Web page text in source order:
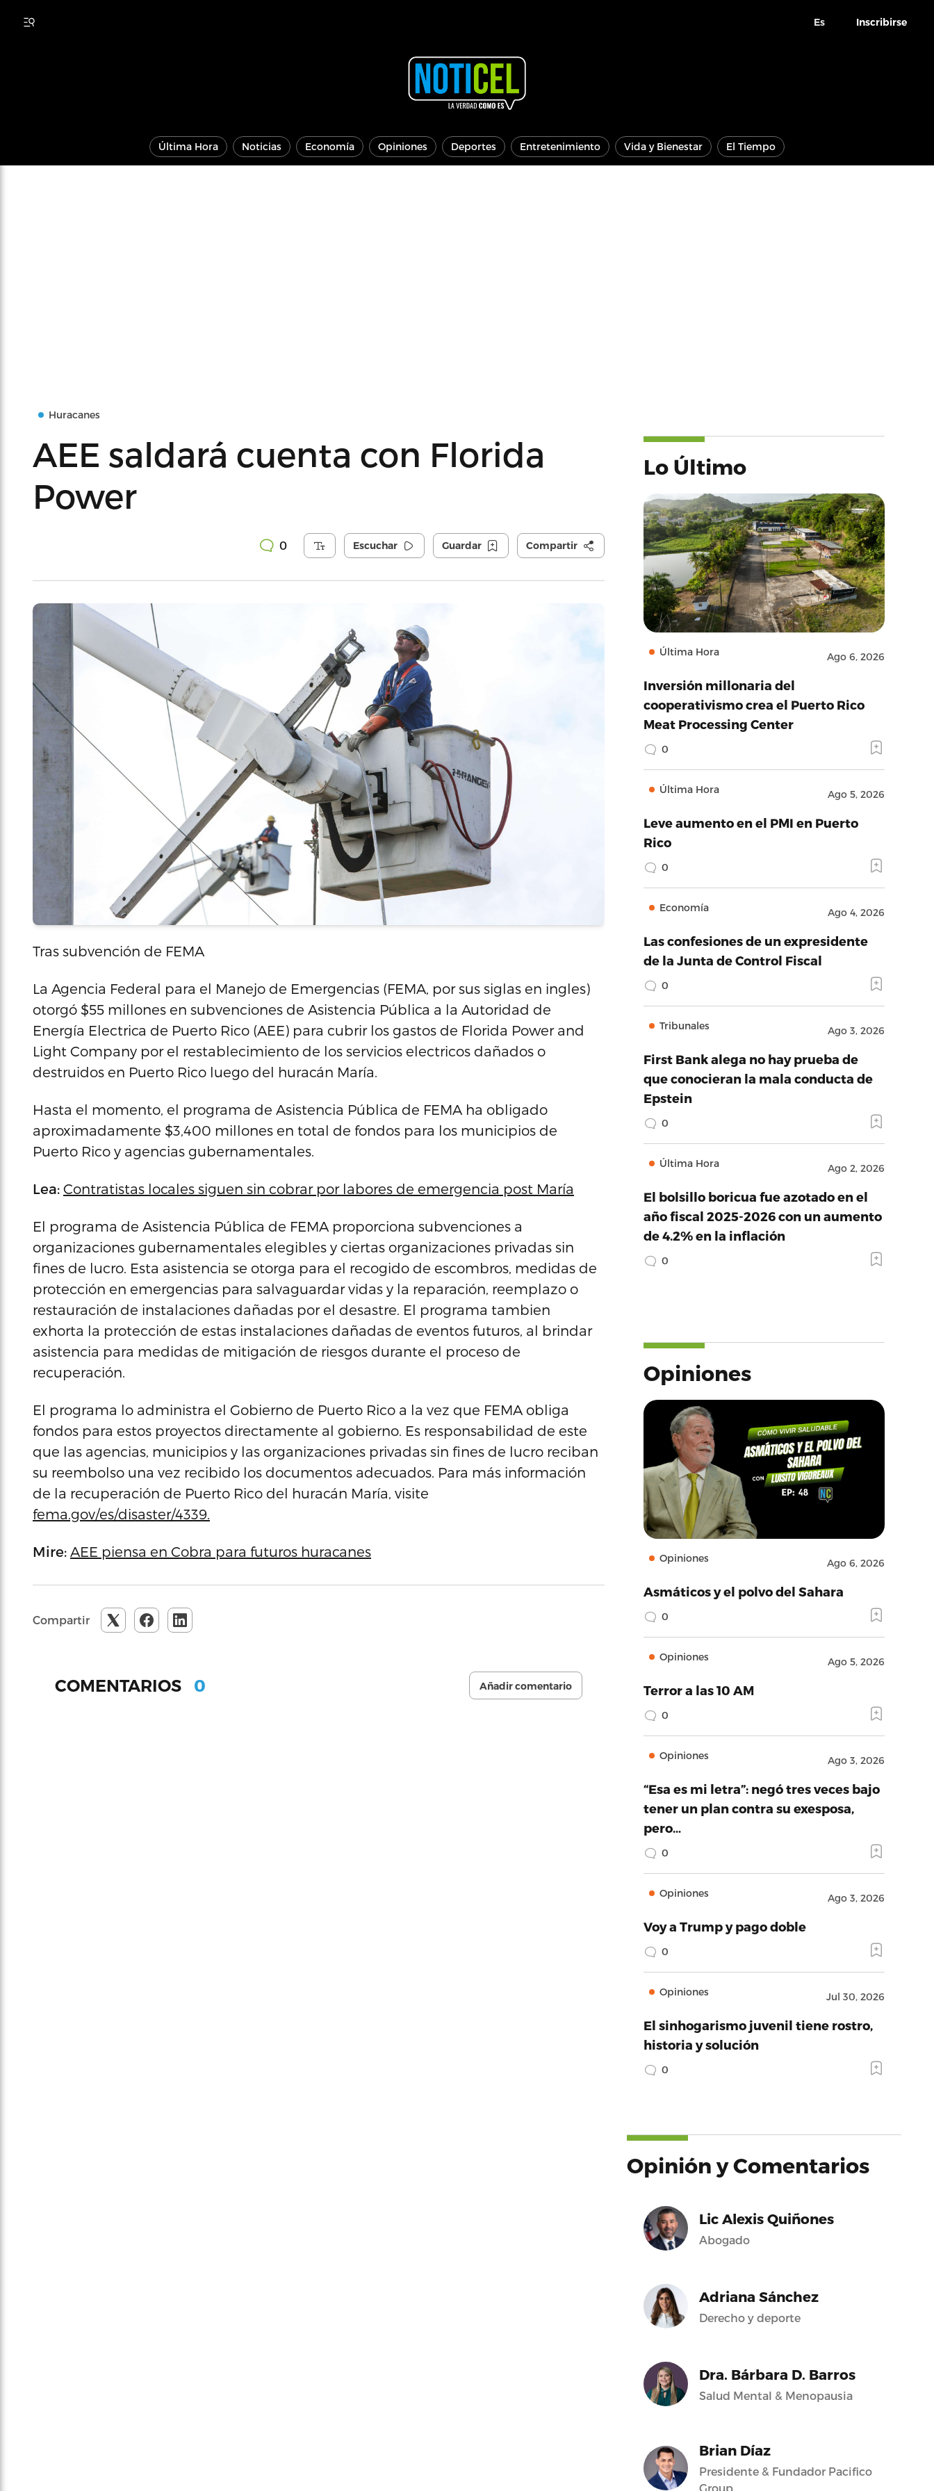
Es Inscribirse
Última Hora Noticias Economía Opiniones Deportes Entretenimiento Vida y Bienestar El Tiempo
Huracanes
AEE saldará cuenta con Florida
Power
0 Escuchar Guardar Compartir
Tras subvención de FEMA
La Agencia Federal para el Manejo de Emergencias (FEMA, por sus siglas en ingles)
otorgó $55 millones en subvenciones de Asistencia Pública a la Autoridad de
Energía Electrica de Puerto Rico (AEE) para cubrir los gastos de Florida Power and
Light Company por el restablecimiento de los servicios electricos dañados o
destruidos en Puerto Rico luego del huracán María.
Hasta el momento, el programa de Asistencia Pública de FEMA ha obligado
aproximadamente $3,400 millones en total de fondos para los municipios de
Puerto Rico y agencias gubernamentales.
Lea: Contratistas locales siguen sin cobrar por labores de emergencia post María
El programa de Asistencia Pública de FEMA proporciona subvenciones a
organizaciones gubernamentales elegibles y ciertas organizaciones privadas sin
fines de lucro. Esta asistencia se otorga para el recogido de escombros, medidas de
protección en emergencias para salvaguardar vidas y la reparación, reemplazo o
restauración de instalaciones dañadas por el desastre. El programa tambien
exhorta la protección de estas instalaciones dañadas de eventos futuros, al brindar
asistencia para medidas de mitigación de riesgos durante el proceso de
recuperación.
El programa lo administra el Gobierno de Puerto Rico a la vez que FEMA obliga
fondos para estos proyectos directamente al gobierno. Es responsabilidad de este
que las agencias, municipios y las organizaciones privadas sin fines de lucro reciban
su reembolso una vez recibido los documentos adecuados. Para más información
de la recuperación de Puerto Rico del huracán María, visite
fema.gov/es/disaster/4339.
Mire: AEE piensa en Cobra para futuros huracanes
Compartir
COMENTARIOS 0 Añadir comentario
Lo Último
Última Hora Ago 6, 2026
Inversión millonaria del
cooperativismo crea el Puerto Rico
Meat Processing Center
0
Última Hora Ago 5, 2026
Leve aumento en el PMI en Puerto
Rico
0
Economía Ago 4, 2026
Las confesiones de un expresidente
de la Junta de Control Fiscal
0
Tribunales Ago 3, 2026
First Bank alega no hay prueba de
que conocieran la mala conducta de
Epstein
0
Última Hora Ago 2, 2026
El bolsillo boricua fue azotado en el
año fiscal 2025-2026 con un aumento
de 4.2% en la inflación
0
Opiniones
Opiniones Ago 6, 2026
Asmáticos y el polvo del Sahara
0
Opiniones Ago 5, 2026
Terror a las 10 AM
0
Opiniones Ago 3, 2026
“Esa es mi letra”: negó tres veces bajo
tener un plan contra su exesposa,
pero…
0
Opiniones Ago 3, 2026
Voy a Trump y pago doble
0
Opiniones Jul 30, 2026
El sinhogarismo juvenil tiene rostro,
historia y solución
0
Opinión y Comentarios
Lic Alexis Quiñones
Abogado
Adriana Sánchez
Derecho y deporte
Dra. Bárbara D. Barros
Salud Mental & Menopausia
Brian Díaz
Presidente & Fundador Pacifico
Group